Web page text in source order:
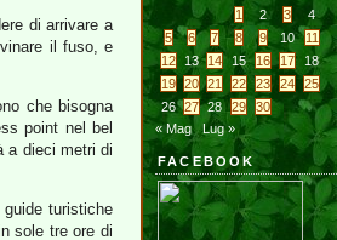
di arrivare a
il fuso, e
che bisogna
point nel bel
a dieci metri di
turistiche
sole tre ore di
1
2 3
4
5
6 7 8 9 10
11
12
13 14 15 16 17
18
19
20 21 22 23 24
25
26
27 28 29
30
« Mag
Lug »
FACEBOOK